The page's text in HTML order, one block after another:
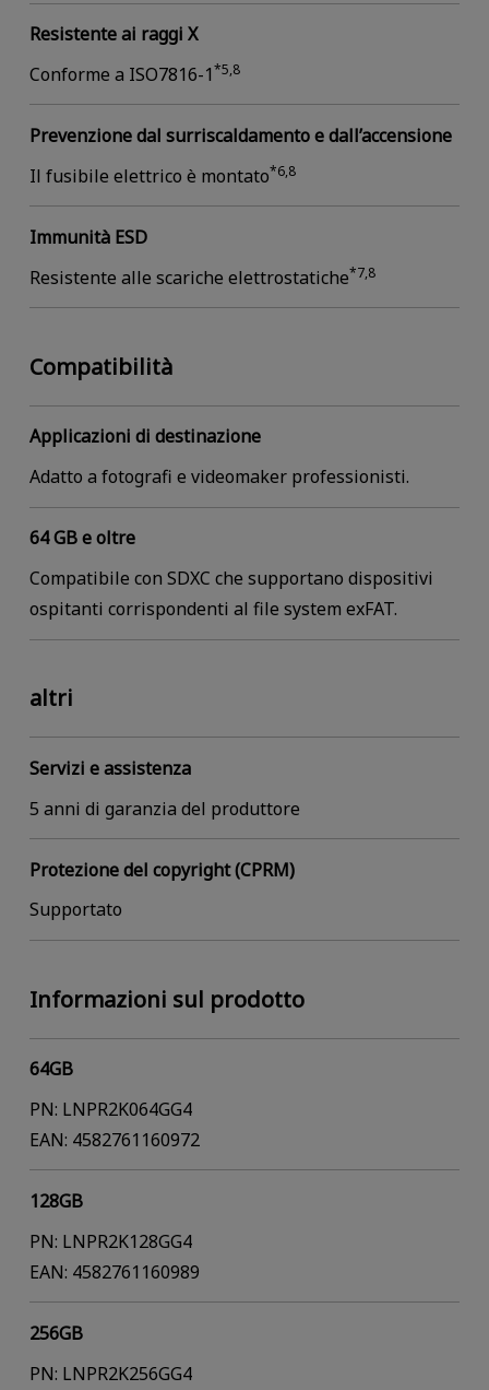
Resistente ai raggi X
Conforme a ISO7816-1*5,8
Prevenzione dal surriscaldamento e dall’accensione
Il fusibile elettrico è montato*6,8
Immunità ESD
Resistente alle scariche elettrostatiche*7,8
Compatibilità
Applicazioni di destinazione
Adatto a fotografi e videomaker professionisti.
64 GB e oltre
Compatibile con SDXC che supportano dispositivi
ospitanti corrispondenti al file system exFAT.
altri
Servizi e assistenza
5 anni di garanzia del produttore
Protezione del copyright (CPRM)
Supportato
Informazioni sul prodotto
64GB
PN: LNPR2K064GG4
EAN: 4582761160972
128GB
PN: LNPR2K128GG4
EAN: 4582761160989
256GB
PN: LNPR2K256GG4